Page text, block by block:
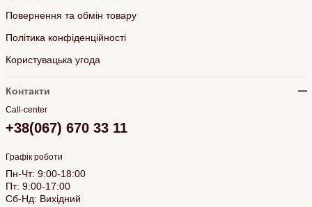
Повернення та обмін товару
Політика конфіденційності
Користувацька угода
Контакти
Call-center
+38(067) 670 33 11
Графік роботи
Пн-Чт: 9:00-18:00
Пт: 9:00-17:00
Сб-Нд: Вихідний